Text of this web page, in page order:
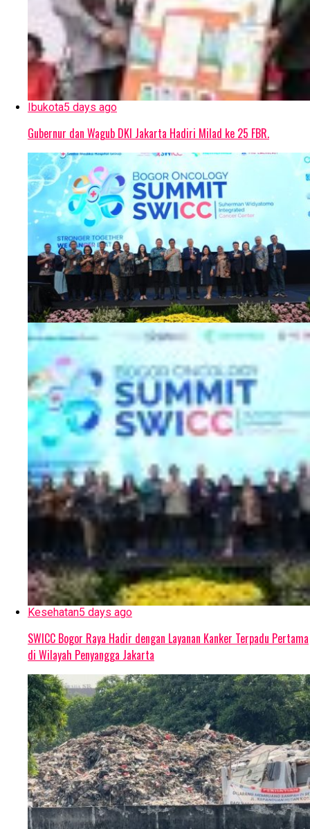
Ibukota5 days ago
Gubernur dan Wagub DKI Jakarta Hadiri Milad ke 25 FBR.
Kesehatan5 days ago
SWICC Bogor Raya Hadir dengan Layanan Kanker Terpadu Pertama
di Wilayah Penyangga Jakarta